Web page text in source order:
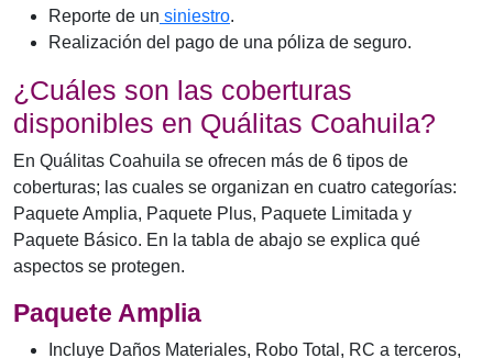
Reporte de un siniestro.
Realización del pago de una póliza de seguro.
¿Cuáles son las coberturas
disponibles en Quálitas Coahuila?
En Quálitas Coahuila se ofrecen más de 6 tipos de
coberturas; las cuales se organizan en cuatro categorías:
Paquete Amplia, Paquete Plus, Paquete Limitada y
Paquete Básico. En la tabla de abajo se explica qué
aspectos se protegen.
Paquete Amplia
Incluye Daños Materiales, Robo Total, RC a terceros,